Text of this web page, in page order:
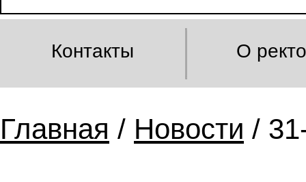
Контакты О
Главная / Новости /